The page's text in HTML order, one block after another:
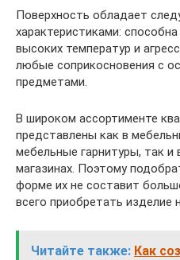
Поверхность обладает
характеристиками:
высоких температур и
любые соприкосновения с
предметами.
В широком ассортименте
представлены как в
мебельные гарнитуры, так и
магазинах. Поэтому
форме их не составит
всего приобретать изделие
Читайте также: Как